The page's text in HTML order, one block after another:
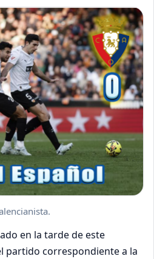
en la tarde de este
partido correspondiente a la